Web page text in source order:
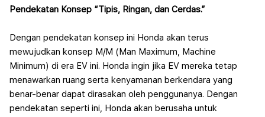
Pendekatan Konsep “Tipis, Ringan, dan Cerdas.”
Dengan pendekatan konsep ini Honda akan terus
mewujudkan konsep M/M (Man Maximum, Machine
Minimum) di era EV ini. Honda ingin jika EV mereka tetap
menawarkan ruang serta kenyamanan berkendara yang
benar-benar dapat dirasakan oleh penggunanya. Dengan
pendekatan seperti ini, Honda akan berusaha untuk